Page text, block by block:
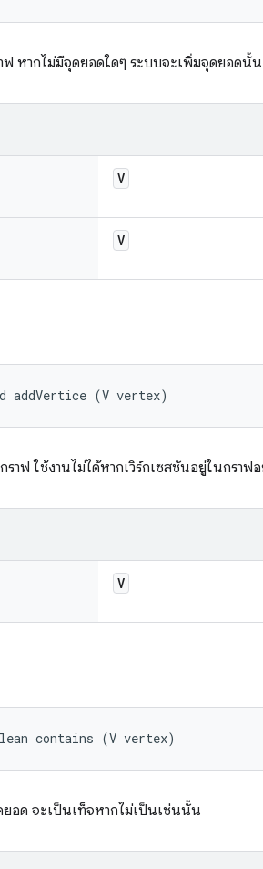
ฟ หากไม่มีจุดยอดใดๆ ระบบจะเพิ่มจุดยอด
V
V
addVertice (V vertex)
าฟ ใช้งานไม่ได้หากเวิร์กเซสชันอยู่ในกราฟ
V
contains (V vertex)
ยอด จะเป็นเท็จหากไม่เป็นเช่นนั้น